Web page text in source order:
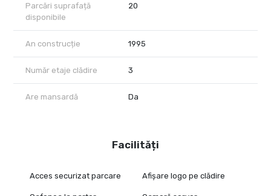
Parcări suprafață
disponibile
20
An construcție 1995
Număr etaje clădire 3
Are mansardă Da
Facilități
Acces securizat parcare Afișare logo pe clădire